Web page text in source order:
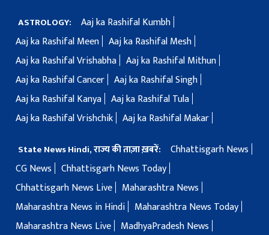
ASTROLOGY:
Aaj ka Rashifal Kumbh
Aaj ka Rashifal Meen Aaj ka Rashifal Mesh
Aaj ka Rashifal Vrishabha Aaj ka Rashifal Mithun
Aaj ka Rashifal Cancer Aaj ka Rashifal Singh
Aaj ka Rashifal Kanya Aaj ka Rashifal Tula
Aaj ka Rashifal Vrishchik Aaj ka Rashifal Makar
State News Hindi, राज्य की ताज़ा ख़बरें:
Chhattisgarh News
CG News
Chhattisgarh News Today
Chhattisgarh News Live
Maharashtra News
Maharashtra News in Hindi
Maharashtra News Today
Maharashtra News Live
MadhyaPradesh News